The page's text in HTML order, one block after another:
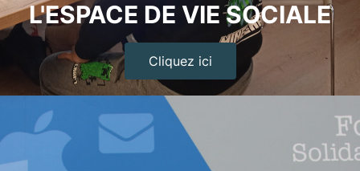
L'ESPACE DE VIE SOCIALE
Cliquez ici